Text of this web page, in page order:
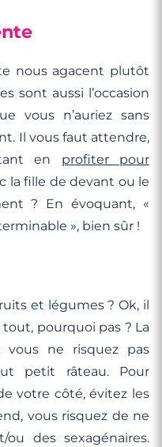
nous agacent plutôt
sont aussi l’occasion
vous n’auriez sans
Il vous faut attendre,
en profiter pour
la fille de devant ou le
? En évoquant, «
», bien sûr !
et légumes ? Ok, il
pourquoi pas ? La
vous ne risquez pas
petit râteau. Pour
votre côté, évitez les
vous risquez de ne
des sexagénaires.